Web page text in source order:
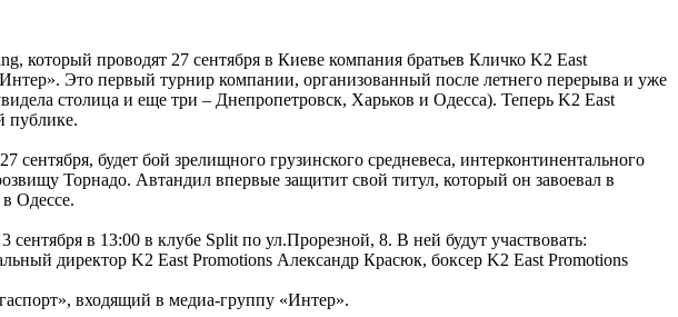
который проводят 27 сентября в Киеве компания братьев Кличко K2 East
Это первый турнир компании, организованный после летнего перерыва и уже
столица и еще три – Днепропетровск, Харьков и Одесса). Теперь K2 East
публике.
будет бой зрелищного грузинского средневеса, интерконтинентального
Торнадо. Автандил впервые защитит свой титул, который он завоевал в
Одессе.
в 13:00 в клубе Split по ул.Прорезной, 8. В ней будут участвовать:
директор K2 East Promotions Александр Красюк, боксер K2 East Promotions
входящий в медиа-группу «Интер».